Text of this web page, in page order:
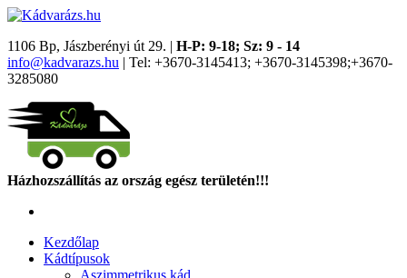
1106 Bp, Jászberényi út 29. | H-P: 9-18; Sz: 9 - 14
info@kadvarazs.hu | Tel: +3670-3145413; +3670-3145398;+3670-
3285080
Házhozszállítás az ország egész területén!!!
Kezdőlap
Kádtípusok
Aszimmetrikus kád